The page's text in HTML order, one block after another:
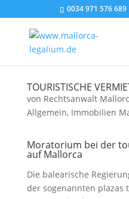
0034 971 576 689
TOURISTISCHE
von Rechtsanwalt
Allgemein, Immobilien
Moratorium bei der
auf Mallorca
Die balearische
der sogenannten plazas